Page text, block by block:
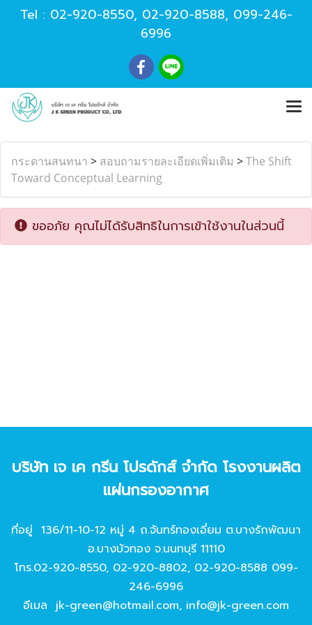
Tel : 02-920-8550, 02-920-8588, 099-246-
6996
กระดานสนทนา > สอบถามรายละเอียดเพิ่มเติม >The Shift
Toward Conceptual Learning
ขออภัย คุณไม่ได้รับสิทธิในการเข้าใช้งานในส่วนนี้
บริษัท เจ เค กรีน โปรดักส์ จํากัด โรงงานผลิต
แผ่นกรองอากาศ
ที่อยู่ 136/11-10-12 หมู่ 4 ถ.จันทร์ทองเอี่ยม ต.บางรักพัฒนา
อ.บางบัวทอง จ.นนทบุรี 11110
โทร.02-920-8550, 02-920-8802, 02-920-8588 099-
246-6996
อีเมล jk-green@hotmail.com, info@jk-green.com